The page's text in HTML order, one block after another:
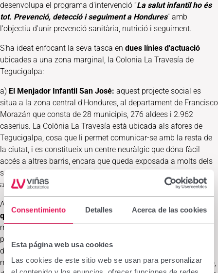
Consentimiento Detalles Acerca de las cookies
Esta página web usa cookies
Las cookies de este sitio web se usan para personalizar
desenvolupa el programa d'intervenció “La salut infantil ho és
tot. Prevenció, detecció i seguiment a Hondures” amb
l'objectiu d'unir prevenció sanitària, nutrició i seguiment.
S'ha ideat enfocant la seva tasca en dues línies d'actuació
ubicades a una zona marginal, la Colonia La Travesía de
Tegucigalpa:
a) El Menjador Infantil San José: aquest projecte social es
situa a la zona central d'Hondures, al departament de Francisco
Morazán que consta de 28 municipis, 276 aldees i 2.962
caserius. La Colònia La Travesía està ubicada als afores de
Tegucigalpa, cosa que li permet comunicar-se amb la resta de
la ciutat, i es constitueix un centre neuràlgic que dóna fàcil
accés a altres barris, encara que queda exposada a molts dels
seus riscos. La seva població es calcula en 9.000 persones
agrupades en 1.500 famílies, moltes compartint habitatge.
Aquest menjador infantil
que viuen en la pobresa extrema.
més de 100 nens amb problemes de desnutrició. A més de
proporcionar-los l'alimentació necessària, es fa un seguiment
de control de salut i nutrició, així com prevenció o detecció de
malalties. El seu propòsit és no deixar a ningú enrere i, per això,